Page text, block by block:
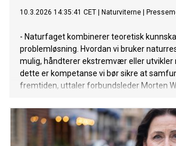
10.3.2026 14:35:41 CET Naturviterne
- Naturfaget kombinerer teoretisk
problemløsning. Hvordan vi bruker
mulig, håndterer ekstremvær eller utvikler
dette er kompetanse vi bør sikre at
fremtiden, uttaler forbundsleder Morten